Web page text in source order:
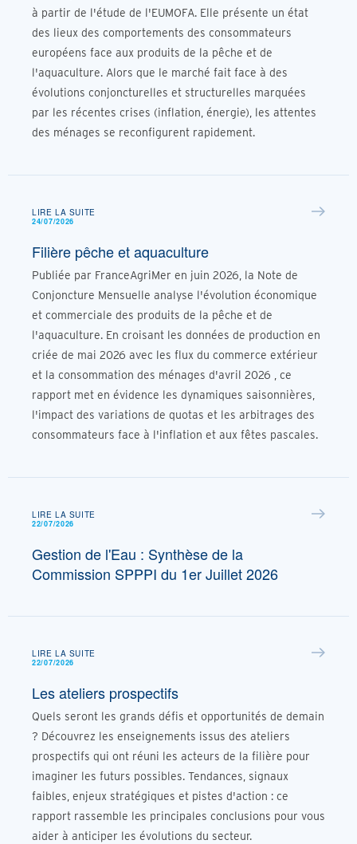
à partir de l'étude de l'EUMOFA. Elle présente un état
des lieux des comportements des consommateurs
européens face aux produits de la pêche et de
l'aquaculture. Alors que le marché fait face à des
évolutions conjoncturelles et structurelles marquées
par les récentes crises (inflation, énergie), les attentes
des ménages se reconfigurent rapidement.
LIRE LA SUITE
24/07/2026
Filière pêche et aquaculture
Publiée par FranceAgriMer en juin 2026, la Note de
Conjoncture Mensuelle analyse l'évolution économique
et commerciale des produits de la pêche et de
l'aquaculture. En croisant les données de production en
criée de mai 2026 avec les flux du commerce extérieur
et la consommation des ménages d'avril 2026 , ce
rapport met en évidence les dynamiques saisonnières,
l'impact des variations de quotas et les arbitrages des
consommateurs face à l'inflation et aux fêtes pascales.
LIRE LA SUITE
22/07/2026
Gestion de l'Eau : Synthèse de la
Commission SPPPI du 1er Juillet 2026
LIRE LA SUITE
22/07/2026
Les ateliers prospectifs
Quels seront les grands défis et opportunités de demain
? Découvrez les enseignements issus des ateliers
prospectifs qui ont réuni les acteurs de la filière pour
imaginer les futurs possibles. Tendances, signaux
faibles, enjeux stratégiques et pistes d'action : ce
rapport rassemble les principales conclusions pour vous
aider à anticiper les évolutions du secteur.